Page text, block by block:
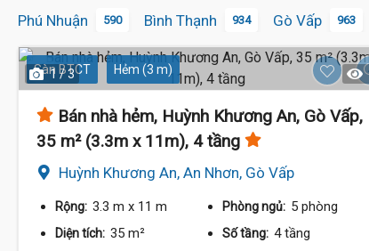
Phú Nhuận 590 Bình Thạnh 934 Gò Vấp 963
Sàn BTCT Hẻm (3 m)
1 / 3
Bán nhà hẻm, Huỳnh Khương An, Gò Vấp,
35 m² (3.3m x 11m), 4 tầng
Huỳnh Khương An, An Nhơn, Gò Vấp
Rộng: 3.3 m x 11 m Phòng ngủ: 5 phòng
Diện tích: 35 m² Số tầng: 4 tầng